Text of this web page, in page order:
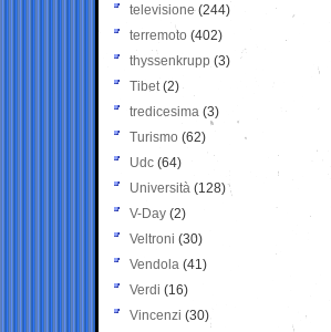
televisione(244)
terremoto (402)
thyssenkrupp (3)
Tibet(2)
tredicesima (3)
Turismo (62)
Udc (64)
Università (128)
V-Day (2)
Veltroni (30)
Vendola (41)
Verdi (16)
Vincenzi (30)